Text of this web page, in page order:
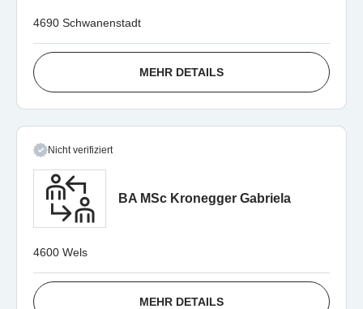
4690 Schwanenstadt
MEHR DETAILS
Nicht verifiziert
BA MSc Kronegger Gabriela
4600 Wels
MEHR DETAILS